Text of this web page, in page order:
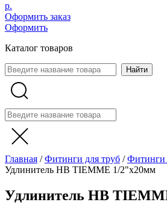
р.
Оформить заказ
Оформить
Каталог товаров
Главная /Фитинги для труб /Фитинги
Удлинитель НВ TIEMME 1/2"х20мм
Удлинитель НВ